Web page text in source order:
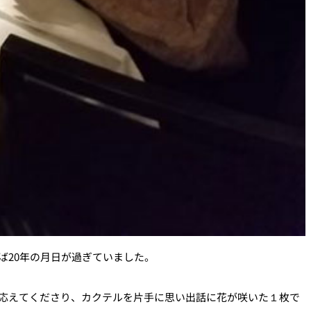
年の月日が過ぎていました。
てくださり、カクテルを片手に思い出話に花が咲いた１枚で